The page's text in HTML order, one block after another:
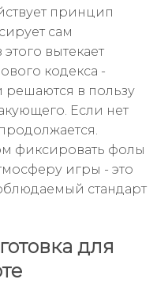
принцип
сам
вытекает
кодекса -
решаются в пользу
Если нет
фиксировать фолы
игры - это
стандарт
для